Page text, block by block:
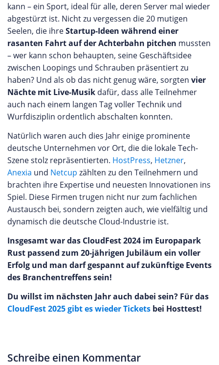
kann – ein Sport, ideal für alle, deren Server mal wieder
abgestürzt ist. Nicht zu vergessen die 20 mutigen
Seelen, die ihreStartup-Ideen während einer
rasanten Fahrt auf der Achterbahn pitchen mussten
– wer kann schon behaupten, seine Geschäftsidee
zwischen Loopings und Schrauben präsentiert zu
haben? Und als ob das nicht genug wäre, sorgten vier
Nächte mit Live-Musik dafür, dass alle Teilnehmer
auch nach einem langen Tag voller Technik und
Wurfdisziplin ordentlich abschalten konnten.
Natürlich waren auch dies Jahr einige prominente
deutsche Unternehmen vor Ort, die die lokale Tech-
Szene stolz repräsentierten. HostPress, Hetzner,
Anexia und Netcup zählten zu den Teilnehmern und
brachten ihre Expertise und neuesten Innovationen ins
Spiel. Diese Firmen trugen nicht nur zum fachlichen
Austausch bei, sondern zeigten auch, wie vielfältig und
dynamisch die deutsche Cloud-Industrie ist.
Insgesamt war das CloudFest 2024 im Europapark
Rust passend zum 20-jährigen Jubiläum ein voller
Erfolg und man darf gespannt auf zukünftige Events
des Branchentreffens sein!
Du willst im nächsten Jahr auch dabei sein? Für das
CloudFest 2025 gibt es wieder Tickets bei Hosttest!
Schreibe einen Kommentar